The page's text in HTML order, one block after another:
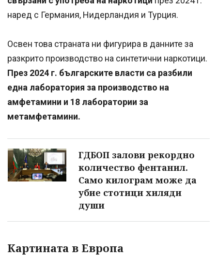
наред с Германия, Нидерландия и Турция.
Освен това страната ни фигурира в данните за
разкрито производство на синтетични наркотици.
През 2024 г. българските власти са разбили
една лаборатория за производство на
амфетамини и 18 лаборатории за
метамфетамини.
ГДБОП залови рекордно
количество фентанил.
Само килограм може да
убие стотици хиляди
души
Картината в Европа